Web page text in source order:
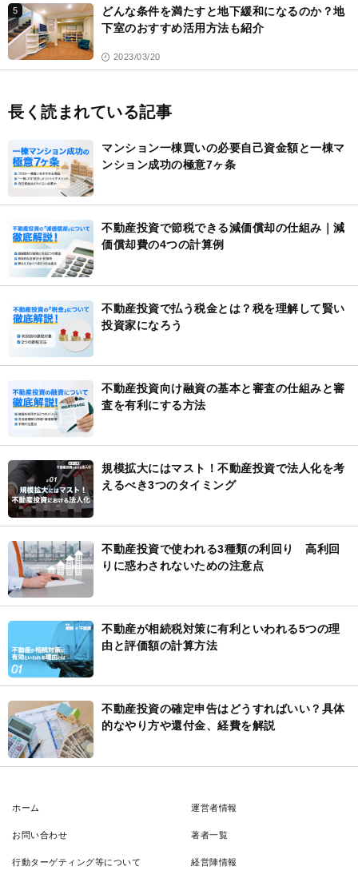
5
どんな条件を満たすと地下緩和になるのか？地
下室のおすすめ活用方法も紹介
2023/03/20
長く読まれている記事
マンション一棟買いの必要自己資金額と一棟マ
ンション成功の極意7ヶ条
不動産投資で節税できる減価償却の仕組み｜減
価償却費の4つの計算例
不動産投資で払う税金とは？税を理解して賢い
投資家になろう
不動産投資向け融資の基本と審査の仕組みと審
査を有利にする方法
規模拡大にはマスト！不動産投資で法人化を考
えるべき3つのタイミング
不動産投資で使われる3種類の利回り 高利回
りに惑わされないための注意点
不動産が相続税対策に有利といわれる5つの理
由と評価額の計算方法
不動産投資の確定申告はどうすればいい？具体
的なやり方や還付金、経費を解説
ホーム 運営者情報
お問い合わせ 著者一覧
行動ターゲティング等について 経営陣情報